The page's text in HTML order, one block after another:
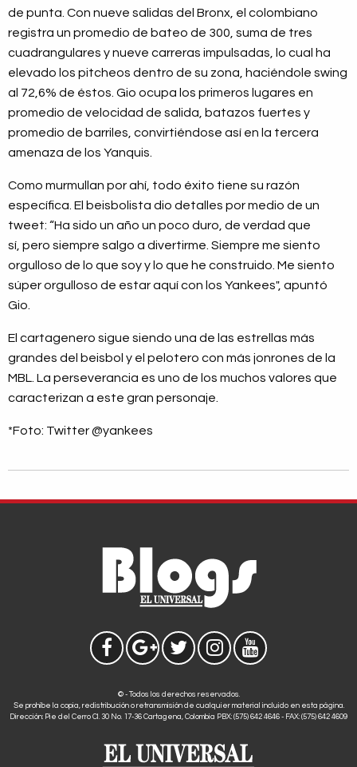
de punta. Con nueve salidas del Bronx, el colombiano
registra un promedio de bateo de 300, suma de tres
cuadrangulares y nueve carreras impulsadas, lo cual ha
elevado los pitcheos dentro de su zona, haciéndole swing
al 72,6% de éstos. Gio ocupa los primeros lugares en
promedio de velocidad de salida, batazos fuertes y
promedio de barriles, convirtiéndose así en la tercera
amenaza de los Yanquis.
Como murmullan por ahí, todo éxito tiene su razón
específica. El beisbolista dio detalles por medio de un
tweet: “Ha sido un año un poco duro, de verdad que
sí, pero siempre salgo a divertirme . Siempre me siento
orgulloso de lo que soy y lo que he construido. Me siento
súper orgulloso de estar aquí con los Yankees", apuntó
Gio.
El cartagenero sigue siendo una de las estrellas más
grandes del beisbol y el pelotero con más jonrones de la
MBL. La perseverancia es uno de los muchos valores que
caracterizan a este gran personaje.
*Foto: Twitter @yankees
© - Todos los derechos reservados.
Se prohíbe la copia, redistribución o retransmisión de cualquier material incluido en esta página.
Dirección: Pie del Cerro Cl. 30 No. 17-36 Cartagena, Colombia PBX: (575) 642 4646 - FAX: (575) 642 4609